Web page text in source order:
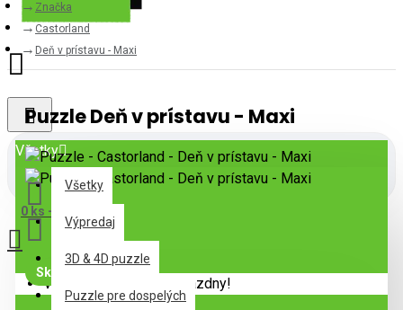
Všetky
Všetky
Výpredaj
3D & 4D puzzle
Puzzle pre dospelých
0 ks - 0,00€
Váš nákupný košík je prázdny!
Značka
Castorland
Deň v prístavu - Maxi
Puzzle Deň v prístavu - Maxi
Skladom